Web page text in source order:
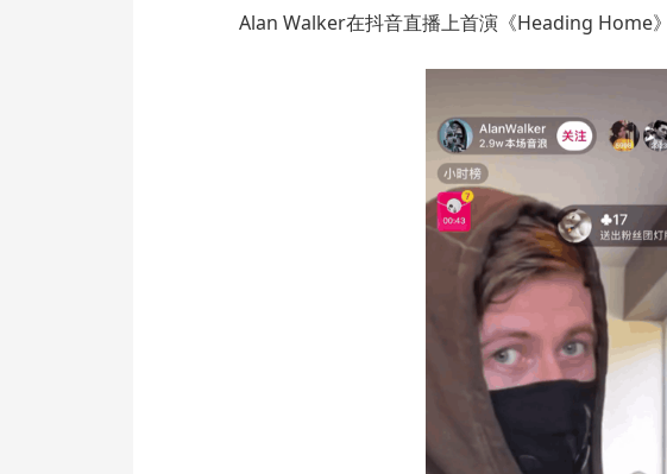
Alan Walker在抖音直播上首演《Heading Home》